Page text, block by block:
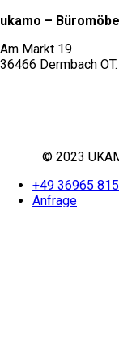
ukamo –
Am Markt 19
36466 Dermbach
© 2023
+49 36965
Anfrage